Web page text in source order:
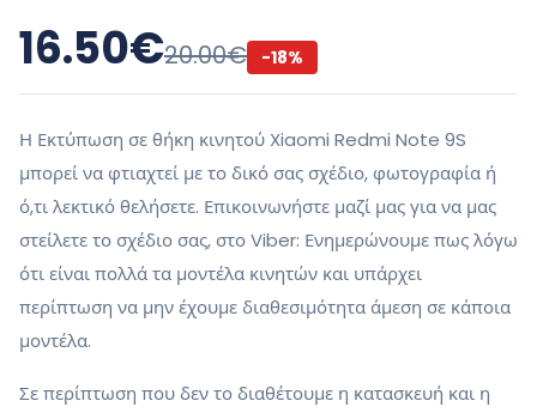
16.50€20.00€ -18%
Η Εκτύπωση σε θήκη κινητού Xiaomi Redmi Note 9S
μπορεί να φτιαχτεί με το δικό σας σχέδιο, φωτογραφία ή
ό,τι λεκτικό θελήσετε. Επικοινωνήστε μαζί μας για να μας
στείλετε το σχέδιο σας, στο Viber: Ενημερώνουμε πως λόγω
ότι είναι πολλά τα μοντέλα κινητών και υπάρχει
περίπτωση να μην έχουμε διαθεσιμότητα άμεση σε κάποια
μοντέλα.
Σε περίπτωση που δεν το διαθέτουμε η κατασκευή και η